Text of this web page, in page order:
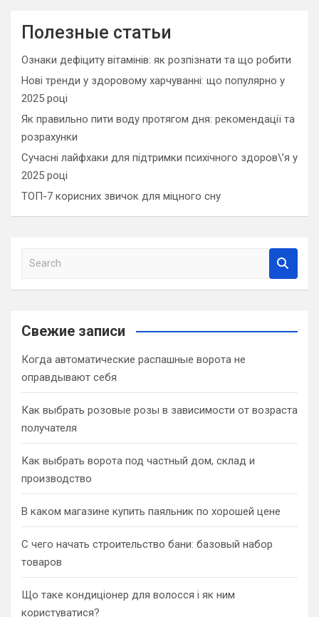
Полезные статьи
Ознаки дефіциту вітамінів: як розпізнати та що робити
Нові тренди у здоровому харчуванні: що популярно у
2025 році
Як правильно пити воду протягом дня: рекомендації та
розрахунки
Сучасні лайфхаки для підтримки психічного здоров\’я у
2025 році
ТОП-7 корисних звичок для міцного сну
a
c
Свежие записи
Когда автоматические распашные ворота не
оправдывают себя
Как выбрать розовые розы в зависимости от возраста
получателя
Как выбрать ворота под частный дом, склад и
производство
В каком магазине купить паяльник по хорошей цене
С чего начать строительство бани: базовый набор
товаров
Що таке кондиціонер для волосся і як ним
користуватися?